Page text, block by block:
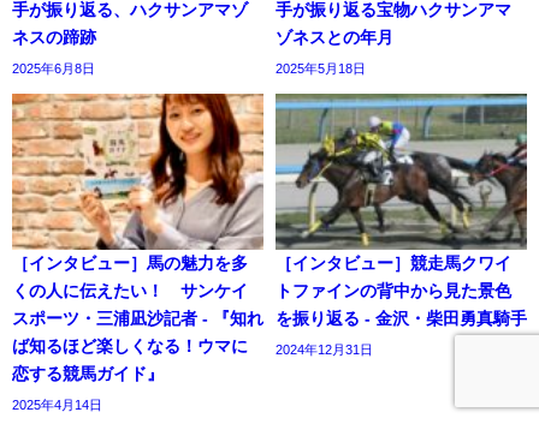
手が振り返る、ハクサンアマゾ
ネスの蹄跡
2025年6月8日
手が振り返る宝物ハクサンアマ
ゾネスとの年月
2025年5月18日
［インタビュー］馬の魅力を多
くの人に伝えたい！ サンケイ
スポーツ・三浦凪沙記者 - 『知れ
ば知るほど楽しくなる！ウマに
恋する競馬ガイド』
2025年4月14日
［インタビュー］競走馬クワイ
トファインの背中から見た景色
を振り返る - 金沢・柴田勇真騎手
2024年12月31日